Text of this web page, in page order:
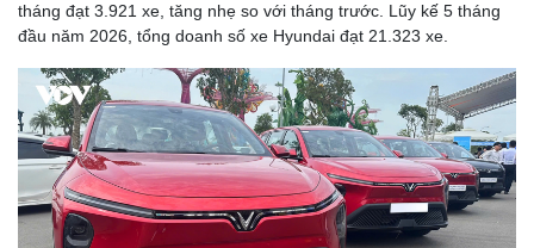
tháng đạt 3.921 xe, tăng nhẹ so với tháng trước. Lũy kế 5 tháng
đầu năm 2026, tổng doanh số xe Hyundai đạt 21.323 xe.